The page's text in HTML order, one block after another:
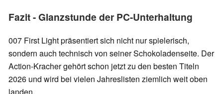
Fazit - Glanzstunde der PC-Unterhaltung
007 First Light präsentiert sich nicht nur spielerisch,
sondern auch technisch von seiner Schokoladenseite. Der
Action-Kracher gehört schon jetzt zu den besten Titeln
2026 und wird bei vielen Jahreslisten ziemlich weit oben